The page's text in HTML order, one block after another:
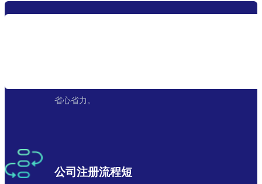
省心省力。
公司注册流程短